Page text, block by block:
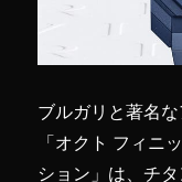
ブルガリと著名
「オクト フィニ
ション」は、チ